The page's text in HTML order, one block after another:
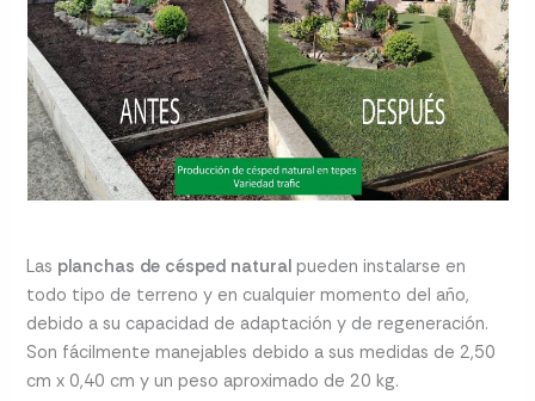
Las planchas de césped naturalpueden instalarse en
todo tipo de terreno y en cualquier momento del año,
debido a su capacidad de adaptación y de regeneración.
Son fácilmente manejables debido a sus medidas de 2,50
cm x 0,40 cm y un peso aproximado de 20 kg.